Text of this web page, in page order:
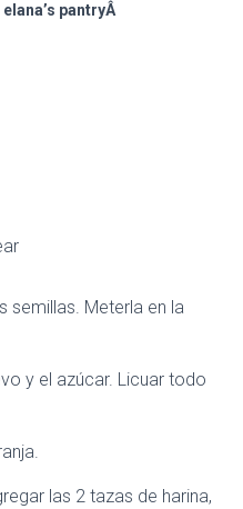
pantryÂ
semillas. Meterla en la
y el azúcar. Licuar todo
las 2 tazas de harina,